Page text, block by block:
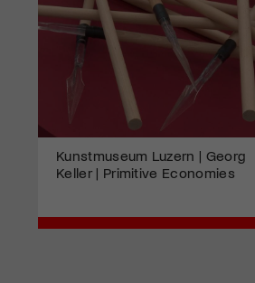
Kunstmuseum Luzern | Georg
Keller | Primitive Economies